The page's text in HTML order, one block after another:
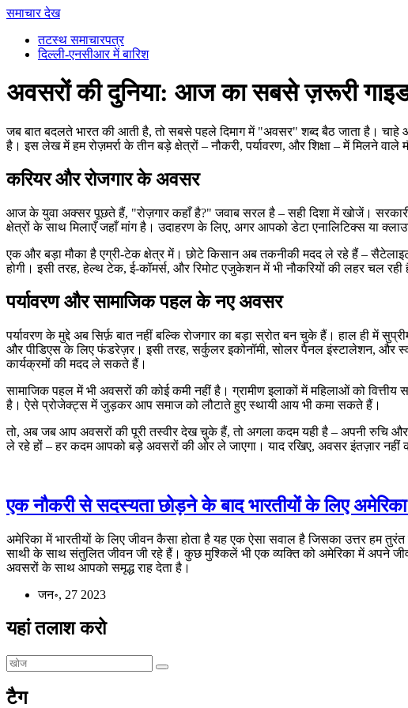
समाचार देख
तटस्थ समाचारपत्र
दिल्ली-एनसीआर में बारिश
अवसरों की दुनिया: आज का सबसे ज़रूरी
जब बात बदलते भारत की आती है, तो सबसे पहले दिमाग में "अवसर" शब्द बैठ जाता है। चाहे
है। इस लेख में हम रोज़मर्रा के तीन बड़े क्षेत्रों – नौकरी, पर्यावरण, और शिक्षा – में मिलने
करियर और रोजगार के अवसर
आज के युवा अक्सर पूछते हैं, "रोज़गार कहाँ है?" जवाब सरल है – सही दिशा में खोजें।
क्षेत्रों के साथ मिलाएँ जहाँ मांग है। उदाहरण के लिए, अगर आपको डेटा एनालिटिक्स या
एक और बड़ा मौका है एग्री‑टेक क्षेत्र में। छोटे किसान अब तकनीकी मदद ले रहे हैं –
होगी। इसी तरह, हेल्थ टेक, ई‑कॉमर्स, और रिमोट एजुकेशन में भी नौकरियों की लहर चल
पर्यावरण और सामाजिक पहल के नए अवसर
पर्यावरण के मुद्दे अब सिर्फ़ बात नहीं बल्कि रोजगार का बड़ा स्रोत बन चुके हैं। हाल ही में
और पीडिएस के लिए फंडरेज़र। इसी तरह, सर्कुलर इकोनॉमी, सोलर पैनल इंस्टालेशन, और
कार्यक्रमों की मदद ले सकते हैं।
सामाजिक पहल में भी अवसरों की कोई कमी नहीं है। ग्रामीण इलाकों में महिलाओं को वित्तीय
है। ऐसे प्रोजेक्ट्स में जुड़कर आप समाज को लौटाते हुए स्थायी आय भी कमा सकते हैं।
तो, अब जब आप अवसरों की पूरी तस्वीर देख चुके हैं, तो अगला कदम यही है – अपनी रुचि
ले रहे हों – हर कदम आपको बड़े अवसरों की ओर ले जाएगा। याद रखिए, अवसर इंतज़ार
एक नौकरी से सदस्यता छोड़ने के बाद भारतीयों के लिए
अमेरिका में भारतीयों के लिए जीवन कैसा होता है यह एक ऐसा सवाल है जिसका उत्तर हम
साथी के साथ संतुलित जीवन जी रहे हैं। कुछ मुश्किलें भी एक व्यक्ति को अमेरिका में अपने
अवसरों के साथ आपको समृद्ध राह देता है।
जन॰, 27 2023
यहां तलाश करो
टैग